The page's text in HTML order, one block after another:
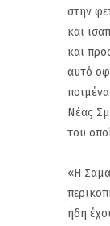
στην
και
και
αυτό
Νέας
του
«Η
ήδη